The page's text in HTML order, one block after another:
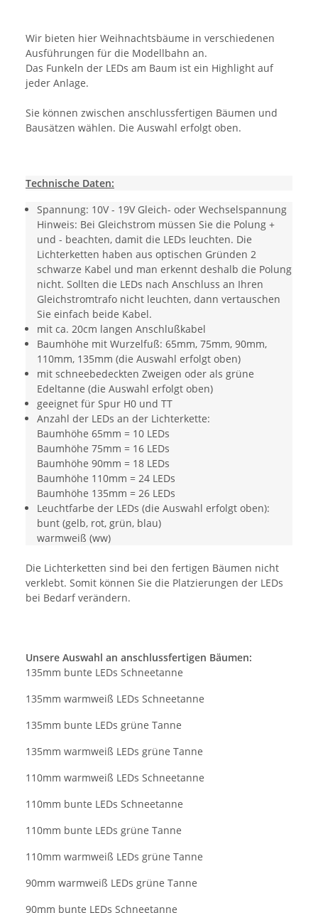
Wir bieten hier Weihnachtsbäume in verschiedenen
Ausführungen für die Modellbahn an.
Das Funkeln der LEDs am Baum ist ein Highlight auf
jeder Anlage.
Sie können zwischen anschlussfertigen Bäumen und
Bausätzen wählen. Die Auswahl erfolgt oben.
Technische Daten:
Spannung: 10V - 19V Gleich- oder Wechselspannung
Hinweis: Bei Gleichstrom müssen Sie die Polung +
und - beachten, damit die LEDs leuchten. Die
Lichterketten haben aus optischen Gründen 2
schwarze Kabel und man erkennt deshalb die Polung
nicht. Sollten die LEDs nach Anschluss an Ihren
Gleichstromtrafo nicht leuchten, dann vertauschen
Sie einfach beide Kabel.
mit ca. 20cm langen Anschlußkabel
Baumhöhe mit Wurzelfuß: 65mm, 75mm, 90mm,
110mm, 135mm (die Auswahl erfolgt oben)
mit schneebedeckten Zweigen oder als grüne
Edeltanne (die Auswahl erfolgt oben)
geeignet für Spur H0 und TT
Anzahl der LEDs an der Lichterkette:
Baumhöhe 65mm = 10 LEDs
Baumhöhe 75mm = 16 LEDs
Baumhöhe 90mm = 18 LEDs
Baumhöhe 110mm = 24 LEDs
Baumhöhe 135mm = 26 LEDs
Leuchtfarbe der LEDs (die Auswahl erfolgt oben):
bunt (gelb, rot, grün, blau)
warmweiß (ww)
Die Lichterketten sind bei den fertigen Bäumen nicht
verklebt. Somit können Sie die Platzierungen der LEDs
bei Bedarf verändern.
Unsere Auswahl an anschlussfertigen Bäumen:
135mm bunte LEDs Schneetanne
135mm warmweiß LEDs Schneetanne
135mm bunte LEDs grüne Tanne
135mm warmweiß LEDs grüne Tanne
110mm warmweiß LEDs Schneetanne
110mm bunte LEDs Schneetanne
110mm bunte LEDs grüne Tanne
110mm warmweiß LEDs grüne Tanne
90mm warmweiß LEDs grüne Tanne
90mm bunte LEDs Schneetanne